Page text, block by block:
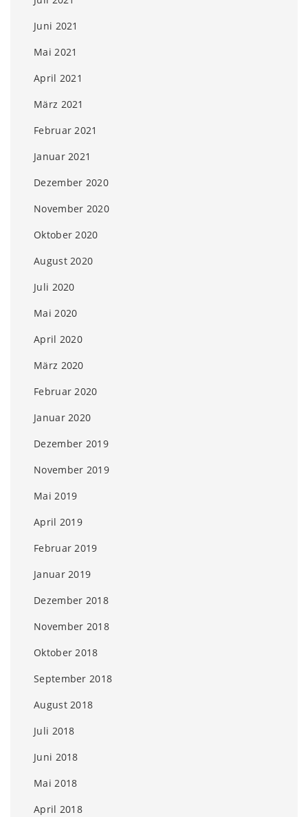
Juni 2021
Mai 2021
April 2021
März 2021
Februar 2021
Januar 2021
Dezember 2020
November 2020
Oktober 2020
August 2020
Juli 2020
Mai 2020
April 2020
März 2020
Februar 2020
Januar 2020
Dezember 2019
November 2019
Mai 2019
April 2019
Februar 2019
Januar 2019
Dezember 2018
November 2018
Oktober 2018
September 2018
August 2018
Juli 2018
Juni 2018
Mai 2018
April 2018